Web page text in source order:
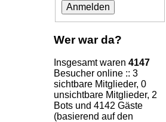
Wer war da?
Insgesamt waren 4147
Besucher online :: 3
sichtbare Mitglieder, 0
unsichtbare Mitglieder, 2
Bots und 4142 Gäste
(basierend auf den